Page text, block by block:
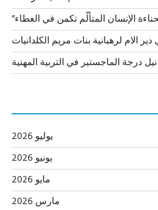
الإنسان المتألّم تكمن في العطاء”
الام لرهبانية بنات مريم الكلدانيات
نيل درجة الماجستير في التربية المهنية
يوليو 2026
يونيو 2026
مايو 2026
مارس 2026